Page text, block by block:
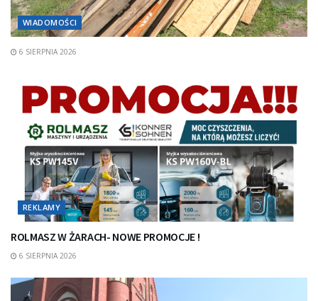
WIADOMOŚCI
6 SIERPNIA 2026
REKLAMY
ROLMASZ W ŻARACH- NOWE PROMOCJE !
6 SIERPNIA 2026